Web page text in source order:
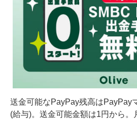
送金可能なPayPay残高はPayPay
(給与)。送金可能金額は1円から。